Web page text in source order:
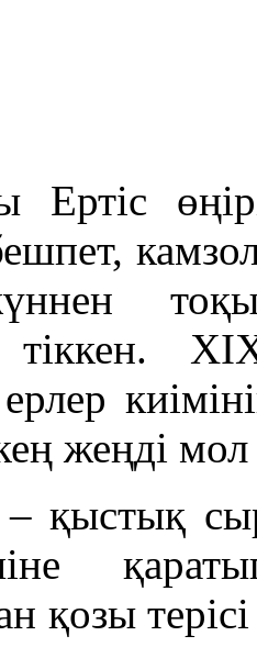
Ертіс
тіккен.
жеңді
қыстық
қозы